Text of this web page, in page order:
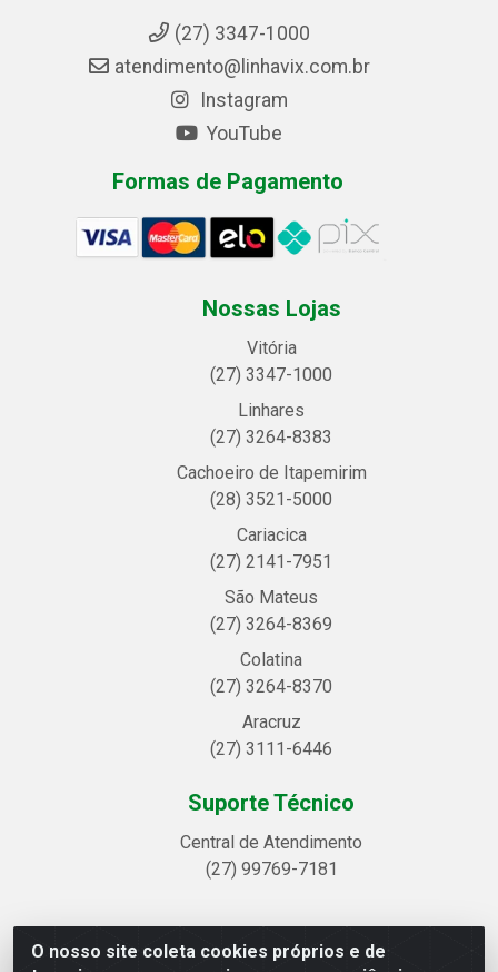
O nosso site coleta cookies próprios e de
(27) 3347-1000
atendimento@linhavix.com.br
Instagram
YouTube
Formas de Pagamento
Nossas Lojas
Vitória
(27) 3347-1000
Linhares
(27) 3264-8383
Cachoeiro de Itapemirim
(28) 3521-5000
Cariacica
(27) 2141-7951
São Mateus
(27) 3264-8369
Colatina
(27) 3264-8370
Aracruz
(27) 3111-6446
Suporte Técnico
Central de Atendimento
(27) 99769-7181
Linhavix Distribuidora LTDA - Avenida Alegre, 2521 -